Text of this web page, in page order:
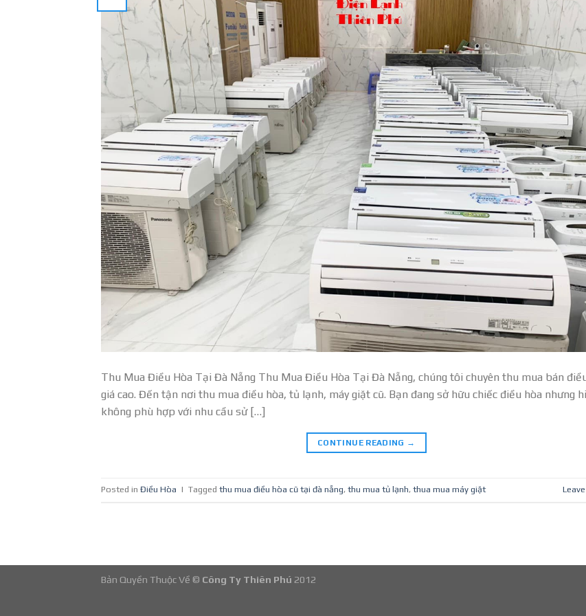
Thu Mua Điều Hòa Tại Đà Nẵng Thu Mua Điều Hòa Tại Đà Nẵng, chúng tôi chuyên thu mua bán
giá cao. Đến tận nơi thu mua điều hòa, tủ lạnh, máy giặt cũ. Bạn đang sở hữu chiếc điều hòa nhưng
không phù hợp với nhu cầu sử […]
CONTINUE READING →
Posted in Điều Hòa | Tagged thu mua điều hòa cũ tại đà nẵng, thu mua tủ lạnh, thua mua máy giặt
Bản Quyền Thuộc Về © Công Ty Thiên Phú 2012